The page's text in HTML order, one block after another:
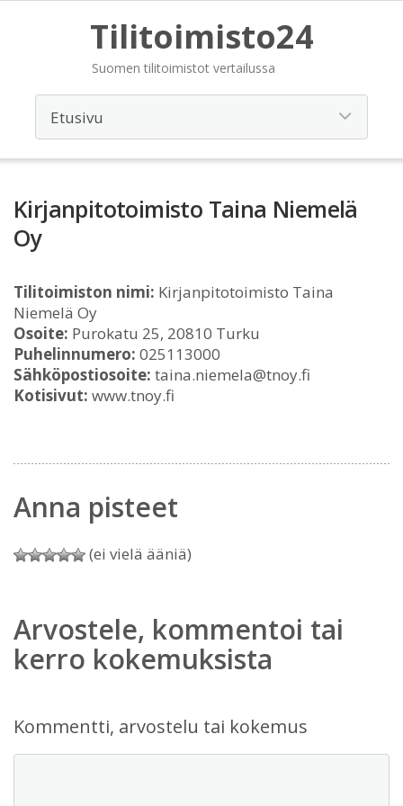
Tilitoimisto24
Suomen tilitoimistot vertailussa
Kirjanpitotoimisto Taina Niemelä
Oy
Tilitoimiston nimi: Kirjanpitotoimisto Taina
Niemelä Oy
Osoite: Purokatu 25, 20810 Turku
Puhelinnumero: 025113000
Sähköpostiosoite: taina.niemela@tnoy.fi
Kotisivut: www.tnoy.fi
Anna pisteet
(ei vielä ääniä)
Arvostele, kommentoi tai
kerro kokemuksista
Kommentti, arvostelu tai kokemus